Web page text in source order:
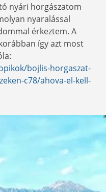
nyári horgászatom
nyaralással
érkeztem. A
így azt most
bojlis-horgaszat-
c78/ahova-el-kell-